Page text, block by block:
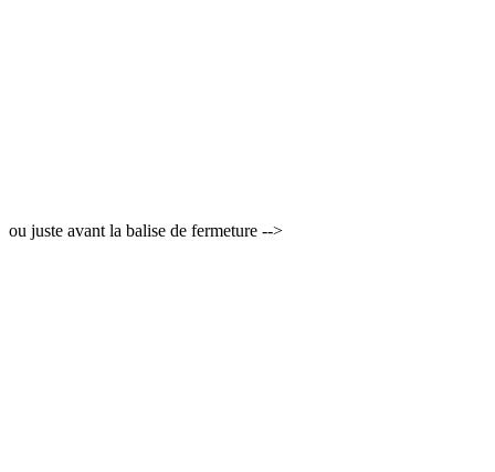
ou juste avant la balise de fermeture -->